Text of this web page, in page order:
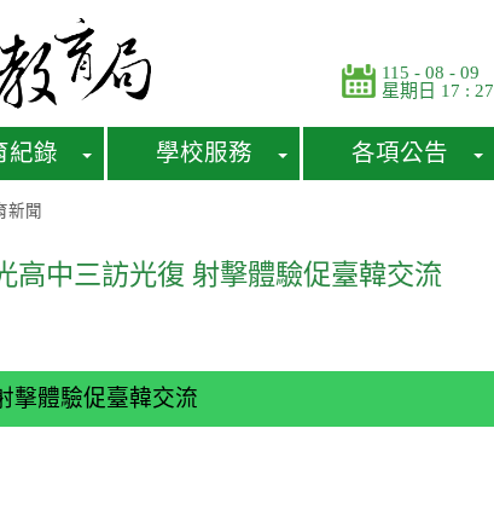
115 - 08 - 09
星期日 17 : 27
紀錄 學校服務 各項公告
新聞
高中三訪光復 射擊體驗促臺韓交流
擊體驗促臺韓交流